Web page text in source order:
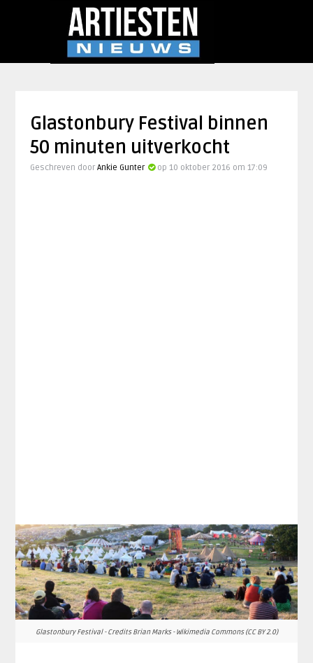
Glastonbury Festival binnen
50 minuten uitverkocht
Geschreven door Ankie Gunter op 10 oktober 2016 om 17:09
Glastonbury Festival - Credits Brian Marks - Wikimedia Commons (CC BY 2.0)